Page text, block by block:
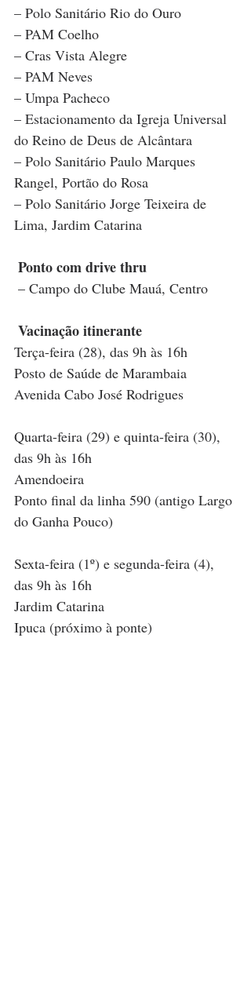
– Polo Sanitário Rio do Ouro
– PAM Coelho
– Cras Vista Alegre
– PAM Neves
– Umpa Pacheco
– Estacionamento da Igreja Universal
do Reino de Deus de Alcântara
– Polo Sanitário Paulo Marques
Rangel, Portão do Rosa
– Polo Sanitário Jorge Teixeira de
Lima, Jardim Catarina
Ponto com drive thru
– Campo do Clube Mauá, Centro
Vacinação itinerante
Terça-feira (28), das 9h às 16h
Posto de Saúde de Marambaia
Avenida Cabo José Rodrigues
Quarta-feira (29) e quinta-feira (30),
das 9h às 16h
Amendoeira
Ponto final da linha 590 (antigo Largo
do Ganha Pouco)
Sexta-feira (1º) e segunda-feira (4),
das 9h às 16h
Jardim Catarina
Ipuca (próximo à ponte)